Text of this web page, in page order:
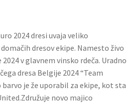
2024 dresi uvaja veliko
dresov ekipe. Namesto živo
v glavnem vinsko rdeča. Uradno
dresa Belgije 2024 “Team
barvo je že uporabil za ekipe, kot sta
novo majico